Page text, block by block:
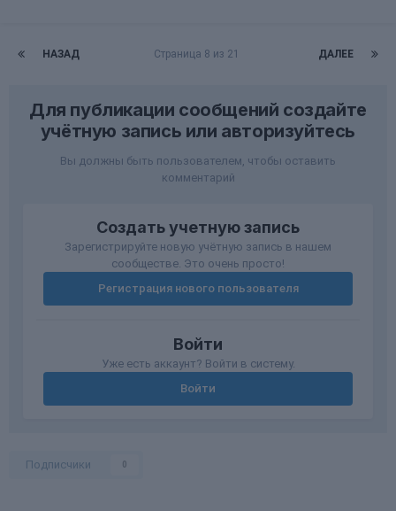
НАЗАД ДАЛЕЕ
Страница 8 из 21
Для публикации сообщений создайте
учётную запись или авторизуйтесь
Вы должны быть пользователем, чтобы оставить
комментарий
Создать учетную запись
Зарегистрируйте новую учётную запись в нашем
сообществе. Это очень просто!
Регистрация нового пользователя
Войти
Уже есть аккаунт? Войти в систему.
Войти
Подписчики 0